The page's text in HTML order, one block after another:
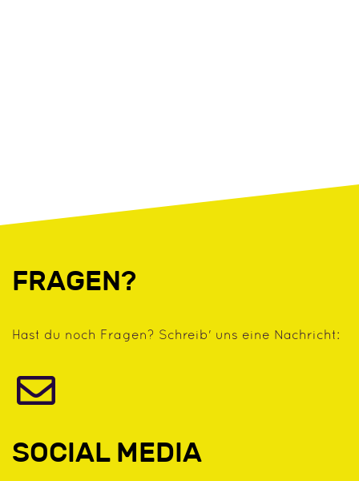
FRAGEN?
Hast du noch Fragen? Schreib' uns eine Nachricht:
SOCIAL MEDIA